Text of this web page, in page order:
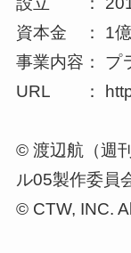
資本金 ： 1
事業内容： プ
URL ：
© 渡辺航（週
ル05製作委員
© CTW, INC.